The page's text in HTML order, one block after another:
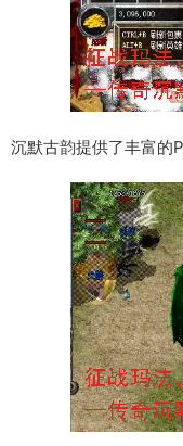
沉默古韵提供了丰富的